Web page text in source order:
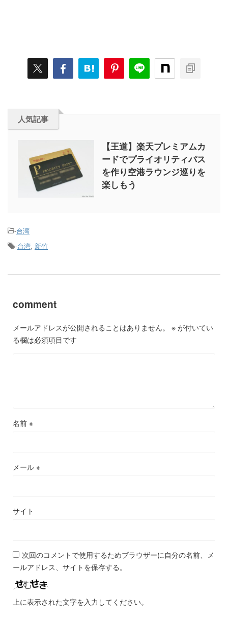
人気記事
【王道】楽天プレミアムカ
ードでプライオリティパス
を作り空港ラウンジ巡りを
楽しもう
-台湾
-台湾, 新竹
comment
メールアドレスが公開されることはありません。 ※ が付いてい
る欄は必須項目です
名前 ※
メール ※
サイト
次回のコメントで使用するためブラウザーに自分の名前、メ
ールアドレス、サイトを保存する。
上に表示された文字を入力してください。